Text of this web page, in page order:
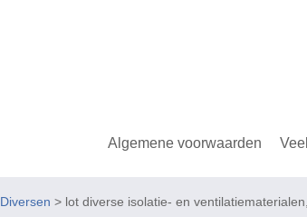
Algemene voorwaarden
Diversen > lot diverse isolatie- en